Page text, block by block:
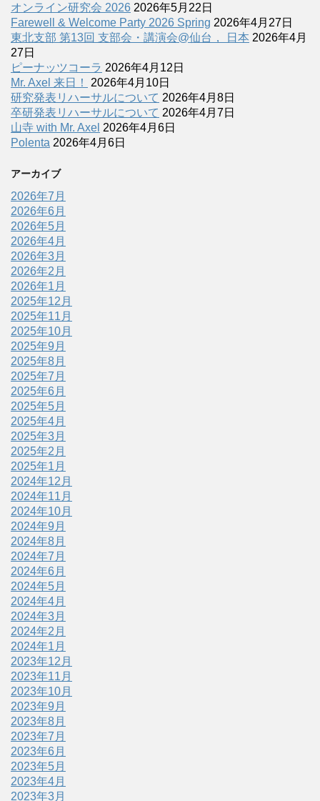
オンライン研究会 2026 2026年5月22日
Farewell & Welcome Party 2026 Spring 2026年4月27日
東北支部 第13回 支部会・講演会@仙台， 日本 2026年4月
27日
ピーナッツコーラ 2026年4月12日
Mr. Axel 来日！
2026年4月10日
研究発表リハーサルについて 2026年4月8日
卒研発表リハーサルについて 2026年4月7日
山寺 with Mr. Axel 2026年4月6日
Polenta 2026年4月6日
アーカイブ
2026年7月
2026年6月
2026年5月
2026年4月
2026年3月
2026年2月
2026年1月
2025年12月
2025年11月
2025年10月
2025年9月
2025年8月
2025年7月
2025年6月
2025年5月
2025年4月
2025年3月
2025年2月
2025年1月
2024年12月
2024年11月
2024年10月
2024年9月
2024年8月
2024年7月
2024年6月
2024年5月
2024年4月
2024年3月
2024年2月
2024年1月
2023年12月
2023年11月
2023年10月
2023年9月
2023年8月
2023年7月
2023年6月
2023年5月
2023年4月
2023年3月